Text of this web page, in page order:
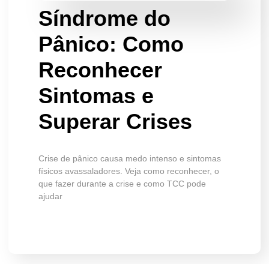
Síndrome do
Pânico: Como
Reconhecer
Sintomas e
Superar Crises
Crise de pânico causa medo intenso e sintomas
físicos avassaladores. Veja como reconhecer, o
que fazer durante a crise e como TCC pode
ajudar